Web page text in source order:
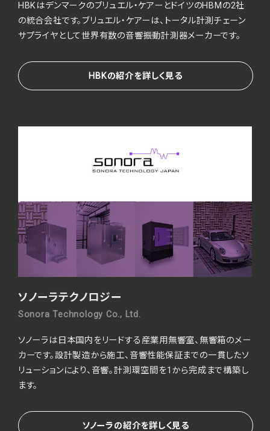
HBKはデンマークのブリュエル・ケアーとドイツのHBMの2社
の統合会社です。ブリュエル・ケアーは、トータル計測チェーン
サプライヤとして世界有数の音響振動計測器メーカーです。
HBKの紹介を詳しく見る
ソノーラテクノロジー
Sonora Technology Co., Ltd.
ソノーラは日本国内をリードする産業用無響室、無響箱のメー
カーです。設計製造から施工、音響性能保証までの一貫したソ
リューションにより、音響。計測環空間を1から完成まで構築し
ます。
ソノーラの紹介を詳しく見る